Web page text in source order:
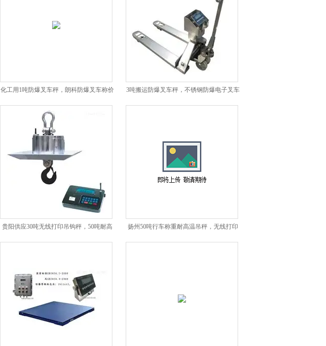
化工用1吨防爆叉车秤，朗科防爆叉车称价
格
3吨搬运防爆叉车秤，不锈钢防爆电子叉车
称厂家
贵阳供应30吨无线打印吊钩秤，50吨耐高
温吊秤
扬州50吨行车称重耐高温吊秤，无线打印
吊秤厂家